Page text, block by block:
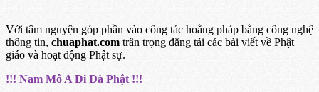
Với tâm nguyện góp phần vào công tác hoằng pháp bằng công nghệ
thông tin, chuaphat.com trân trọng đăng tải các bài viết về Phật
giáo và hoạt động Phật sự.
!!! Nam Mô A Di Đà Phật !!!